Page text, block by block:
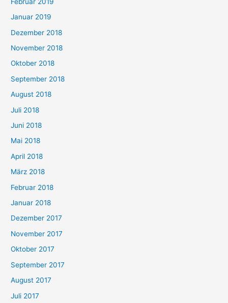
Januar 2019
Dezember 2018
November 2018
Oktober 2018
September 2018
August 2018
Juli 2018
Juni 2018
Mai 2018
April 2018
März 2018
Februar 2018
Januar 2018
Dezember 2017
November 2017
Oktober 2017
September 2017
August 2017
Juli 2017